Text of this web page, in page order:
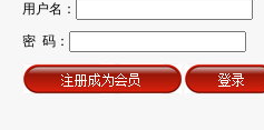
用户名：
密 码：